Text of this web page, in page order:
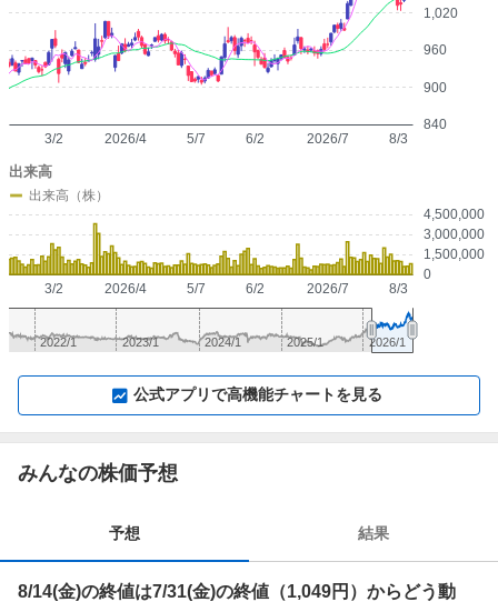
840
900
960
1,020
2026/4 2026/7
3/2 5/7 6/2 8/3
0
1,500,000
3,000,000
4,500,000
2026/4 2026/7
3/2 5/7 6/2 8/3
出来高
出来高（株）
2023/1 2025/1
2022/1 2024/1 2026/1
公式アプリで高機能チャートを見る
みんなの株価予想
予想 結果
8/14(金)の終値は7/31(金)の終値（1,049円）からどう動